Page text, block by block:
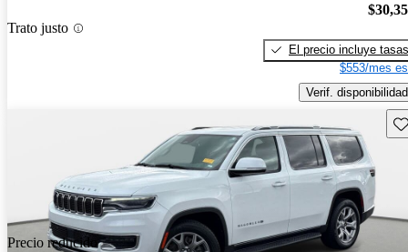
Trato justo
El precio incluye tasas
$553/mes
Verif. disponibilidad
Precio reducido